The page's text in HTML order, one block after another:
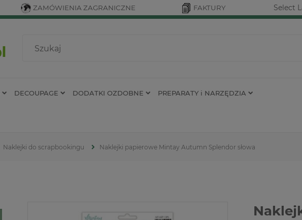
ZAMÓWIENIA ZAGRANICZNE FAKTURY Select
DECOUPAGE DODATKI OZDOBNE PREPARATY i NARZĘDZIA
Naklejki do scrapbookingu Naklejki papierowe Mintay Autumn Splendor słowa